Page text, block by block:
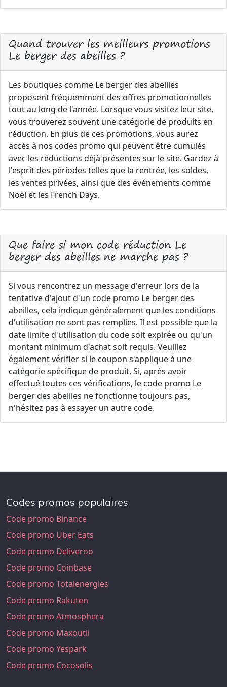
Quand trouver les meilleurs promotions
Le berger des abeilles ?
Les boutiques comme Le berger des abeilles
proposent fréquemment des offres promotionnelles
tout au long de l'année. Lorsque vous visitez leur site,
vous trouverez souvent une catégorie de produits en
réduction. En plus de ces promotions, vous aurez
accès à nos codes promo qui peuvent être cumulés
avec les réductions déjà présentes sur le site. Gardez à
l'esprit des périodes telles que la rentrée, les soldes,
les ventes privées, ainsi que des événements comme
Noël et les French Days.
Que faire si mon code réduction Le
berger des abeilles ne marche pas ?
Si vous rencontrez un message d'erreur lors de la
tentative d'ajout d'un code promo Le berger des
abeilles, cela indique généralement que les conditions
d'utilisation ne sont pas remplies. Il est possible que la
date limite d'utilisation du code soit expirée ou qu'un
montant minimum d'achat soit requis. Veuillez
également vérifier si le coupon s'applique à une
catégorie spécifique de produit. Si, après avoir
effectué toutes ces vérifications, le code promo Le
berger des abeilles ne fonctionne toujours pas,
n'hésitez pas à essayer un autre code.
Codes promos populaires
Code promo Binance
Code promo Uber Eats
Code promo Deliveroo
Code promo Coinbase
Code promo Totalenergies
Code promo Rakuten
Code promo Atmosphera
Code promo Maxoutil
Code promo Yespark
Code promo Cocosolis